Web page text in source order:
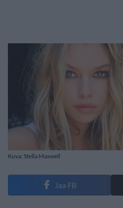
Kuva: Stella Maxwell
Jaa FB